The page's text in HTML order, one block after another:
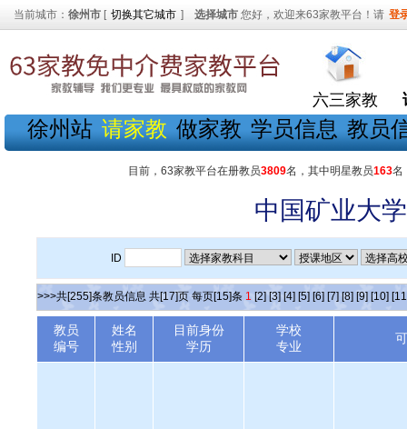
当前城市： 徐州市 [ 切换其它城市 ] 选择城市 您好，欢迎来63家教平台！请 登
六三家教
徐州站 请家教 做家教 学员信息 教员
目前，63家教平台在册教员3809名，其中明星教员163名
中国矿业大
ID
>>>共[255]条教员信息 共[17]页 每页[15]条 1 [2] [3] [4] [5] [6] [7] [8] [9] [10]
教员
编号
姓名
性别
目前身份
学历
学校
专业